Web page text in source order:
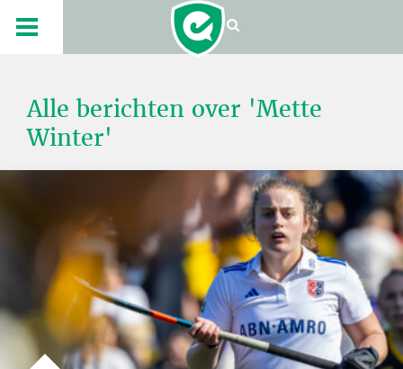
Alle berichten over 'Mette
Winter'